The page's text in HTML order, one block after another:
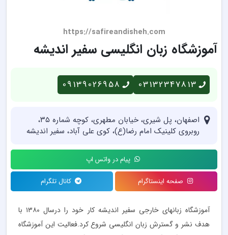
https://safireandisheh.com
آموزشگاه زبان انگلیسی سفیر اندیشه
03132347813
09139026958
اصفهان، پل شیری، خیابان مطهری، کوچه شماره ۳۵،
روبروی کلینیک امام رضا(ع)، کوی علی آباد، سفیر اندیشه
پیام در واتس اپ
صفحه اینستاگرام کانال تلگرام
آموزشگاه زبانهای خارجی سفیر اندیشه کار خود را درسال ۱۳۸۰ با
هدف نشر و گسترش زبان انگلیسی شروع کرد.فعالیت این آموزشگاه